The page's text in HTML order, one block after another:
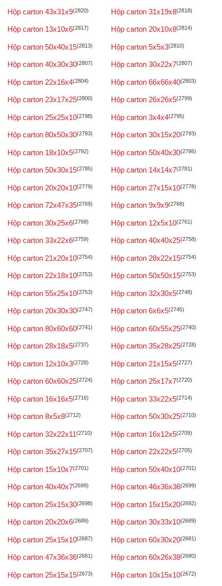
Hộp carton 43x31x9(2820) Hộp carton 31x19x8(2818)
Hộp carton 13x10x6(2817) Hộp carton 20x10x8(2814)
Hộp carton 50x40x15(2813) Hộp carton 5x5x3(2810)
Hộp carton 40x30x30(2807) Hộp carton 30x22x7(2807)
Hộp carton 22x16x4(2804) Hộp carton 66x66x40(2803)
Hộp carton 23x17x25(2800) Hộp carton 26x26x5(2799)
Hộp carton 25x25x10(2798) Hộp carton 3x4x4(2795)
Hộp carton 80x50x30(2793) Hộp carton 30x15x20(2793)
Hộp carton 18x10x5(2792) Hộp carton 50x40x30(2786)
Hộp carton 50x30x15(2785) Hộp carton 14x14x7(2781)
Hộp carton 20x20x10(2779) Hộp carton 27x15x10(2778)
Hộp carton 72x47x35(2769) Hộp carton 9x9x9(2768)
Hộp carton 30x25x6(2768) Hộp carton 12x5x10(2761)
Hộp carton 33x22x6(2759) Hộp carton 40x40x25(2758)
Hộp carton 21x20x10(2754) Hộp carton 28x22x15(2754)
Hộp carton 22x18x10(2753) Hộp carton 50x50x15(2753)
Hộp carton 55x25x10(2753) Hộp carton 32x30x5(2748)
Hộp carton 20x30x30(2747) Hộp carton 6x6x5(2745)
Hộp carton 80x60x60(2741) Hộp carton 60x55x25(2740)
Hộp carton 28x18x5(2737) Hộp carton 35x28x25(2728)
Hộp carton 12x10x3(2728) Hộp carton 21x15x5(2727)
Hộp carton 60x60x25(2724) Hộp carton 25x17x7(2720)
Hộp carton 16x16x5(2716) Hộp carton 33x22x5(2714)
Hộp carton 8x5x8(2712) Hộp carton 50x30x25(2710)
Hộp carton 32x22x11(2710) Hộp carton 16x12x5(2709)
Hộp carton 35x27x15(2707) Hộp carton 22x22x5(2705)
Hộp carton 15x10x7(2701) Hộp carton 50x40x10(2701)
Hộp carton 40x40x7(2699) Hộp carton 46x36x36(2699)
Hộp carton 25x15x30(2698) Hộp carton 15x15x20(2692)
Hộp carton 20x20x6(2689) Hộp carton 30x33x10(2689)
Hộp carton 25x15x10(2687) Hộp carton 60x30x20(2681)
Hộp carton 47x36x36(2681) Hộp carton 60x26x38(2680)
Hộp carton 25x15x15(2673) Hộp carton 10x15x10(2672)